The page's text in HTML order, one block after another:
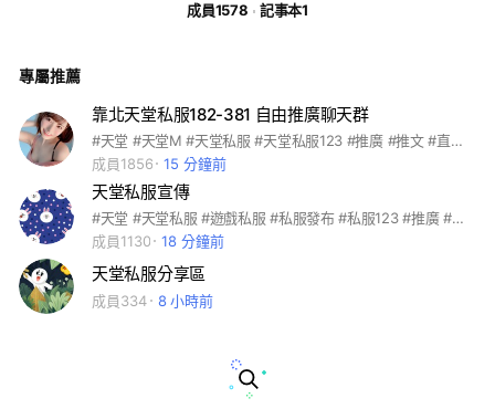
成員1578 記事本1
專屬推薦
靠北天堂私服182-381 自由推廣聊天群
#天堂 #天堂M #天堂私服 #天堂私服123 #推廣 #推文 #直播 #聊天 #幹古 #八卦
成員1856
15 分鐘前
天堂私服宣傳
#天堂 #天堂私服 #遊戲私服 #私服發布 #私服123 #推廣 #推文 #私服宣傳 #私服 #私服開機
成員1130
18 分鐘前
天堂私服分享區
成員334 8 小時前